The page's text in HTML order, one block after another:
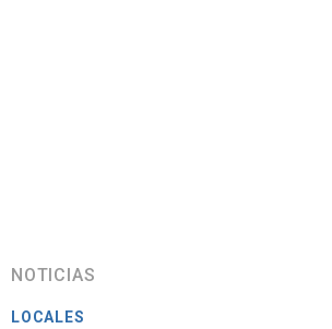
NOTICIAS
LOCALES